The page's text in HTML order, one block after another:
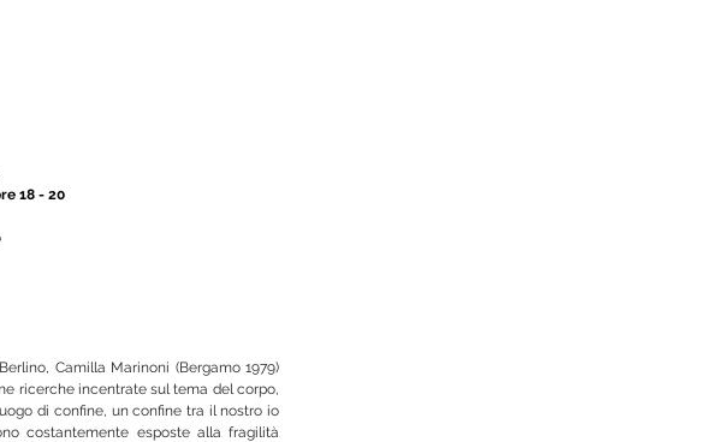
18 - 20
Camilla Marinoni (Bergamo 1979)
ricerche incentrate sul tema del corpo,
di confine, un confine tra il nostro io
costantemente esposte alla fragilità